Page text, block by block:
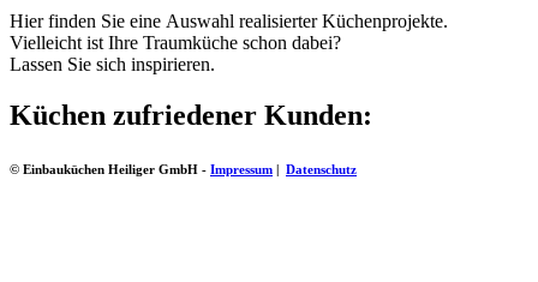
Hier finden Sie eine Auswahl realisierter Küchenprojekte.
Vielleicht ist Ihre Traumküche schon dabei?
Lassen Sie sich inspirieren.
Küchen zufriedener Kunden:
© Einbauküchen Heiliger GmbH - Impressum | Datenschutz